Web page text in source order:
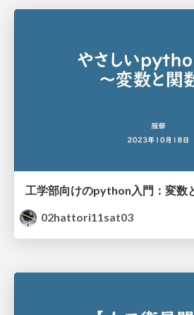
工学部向けのpython入門：変数
02hattori11sat03